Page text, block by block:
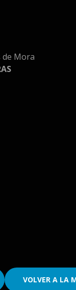
de Mora
VOLVER A LA